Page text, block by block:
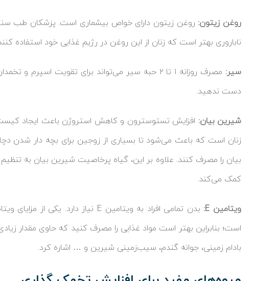
روغن زیتون: روغن زیتون دارای خواص بیشماری است. پزشکان طب
ناباروری بهتر است که زنان از این روغن در رژیم غذایی خود استفاده
سیر:
مصرف روزانه ۱ تا ۲ حبه سیر می‌تواند برای تقویت
دست ندهید.
شیرین بیان: افزایش تستوسترون و کاهش استروژن باعث ایجاد
زنان است که باعث می‌شود تا بسیاری از زوجین برای بچه دار شدن
بیان را مصرف کنند. علاوه بر این، گیاه پرخاصیت شیرین بیان به
کمک می‌کند.
ویتامین E
: بدن تمامی افراد به ویتامین E نیاز دارد. یکی از مزایای ویتامین E
بادام زمینی، جوانه گندم، سیب‌زمینی شیرین و … اشاره کرد.